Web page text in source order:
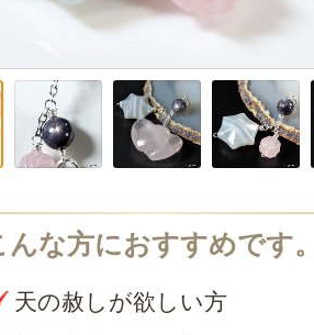
天の赦しが欲しい方